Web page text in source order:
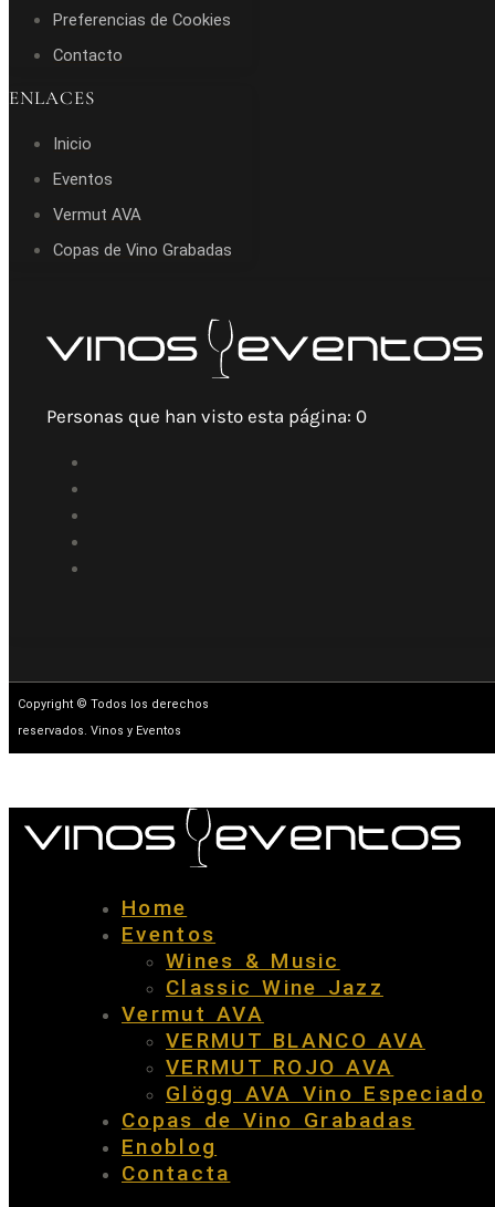
Preferencias de Cookies
Contacto
ENLACES
Inicio
Eventos
Vermut AVA
Copas de Vino Grabadas
Personas que han visto esta página: 0
Copyright © Todos los derechos
reservados. Vinos y Eventos
Home
Eventos
Wines & Music
Classic Wine Jazz
Vermut AVA
VERMUT BLANCO AVA
VERMUT ROJO AVA
Glögg AVA Vino Especiado
Copas de Vino Grabadas
Enoblog
Contacta